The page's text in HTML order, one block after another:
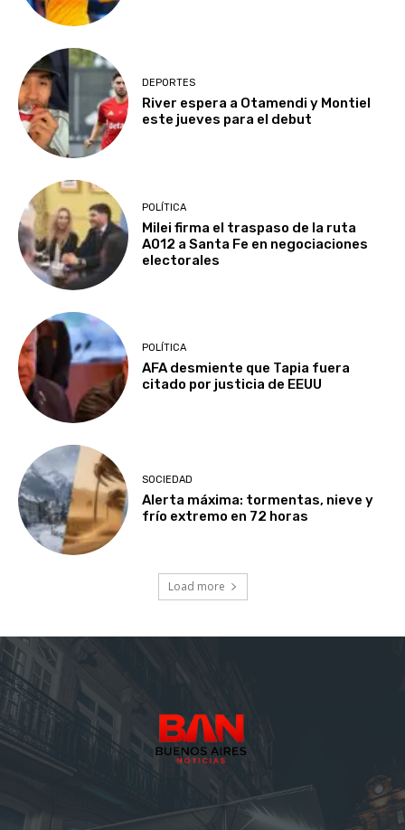
DEPORTES
River espera a Otamendi y Montiel
este jueves para el debut
POLÍTICA
Milei firma el traspaso de la ruta
A012 a Santa Fe en negociaciones
electorales
POLÍTICA
AFA desmiente que Tapia fuera
citado por justicia de EEUU
SOCIEDAD
Alerta máxima: tormentas, nieve y
frío extremo en 72 horas
Load more